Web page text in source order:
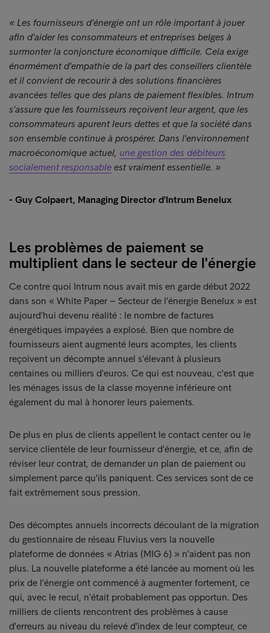
« Les fournisseurs d'énergie ont un rôle important à jouer
afin d'aider les consommateurs et entreprises belges à
surmonter la conjoncture économique difficile. Cela exige
énormément d'empathie de la part des conseillers clientèle
et il convient de recourir à des solutions financières
avancées telles que des plans de paiement flexibles. Intrum
s'assure que les fournisseurs reçoivent leur argent, que les
consommateurs apurent leurs dettes et que la société dans
son ensemble continue à prospérer. Dans l'environnement
macroéconomique actuel, une gestion des débiteurs
socialement responsable est vraiment essentielle. »
- Guy Colpaert, Managing Director d'Intrum Benelux
Les problèmes de paiement se
multiplient dans le secteur de l'énergie
Ce contre quoi Intrum nous avait mis en garde début 2022
dans son « White Paper – Secteur de l'énergie Benelux » est
aujourd'hui devenu réalité : le nombre de factures
énergétiques impayées a explosé. Bien que nombre de
fournisseurs aient augmenté leurs acomptes, les clients
reçoivent un décompte annuel s'élevant à plusieurs
centaines ou milliers d'euros. Ce qui est nouveau, c'est que
les ménages issus de la classe moyenne inférieure ont
également du mal à honorer leurs paiements.
De plus en plus de clients appellent le contact center ou le
service clientèle de leur fournisseur d'énergie, et ce, afin de
réviser leur contrat, de demander un plan de paiement ou
simplement parce qu'ils paniquent. Ces services sont de ce
fait extrêmement sous pression.
Des décomptes annuels incorrects découlant de la migration
du gestionnaire de réseau Fluvius vers la nouvelle
plateforme de données « Atrias (MIG 6) » n'aident pas non
plus. La nouvelle plateforme a été lancée au moment où les
prix de l'énergie ont commencé à augmenter fortement, ce
qui, avec le recul, n'était probablement pas opportun. Des
milliers de clients rencontrent des problèmes à cause
d'erreurs au niveau du relevé d'index de leur compteur, ce